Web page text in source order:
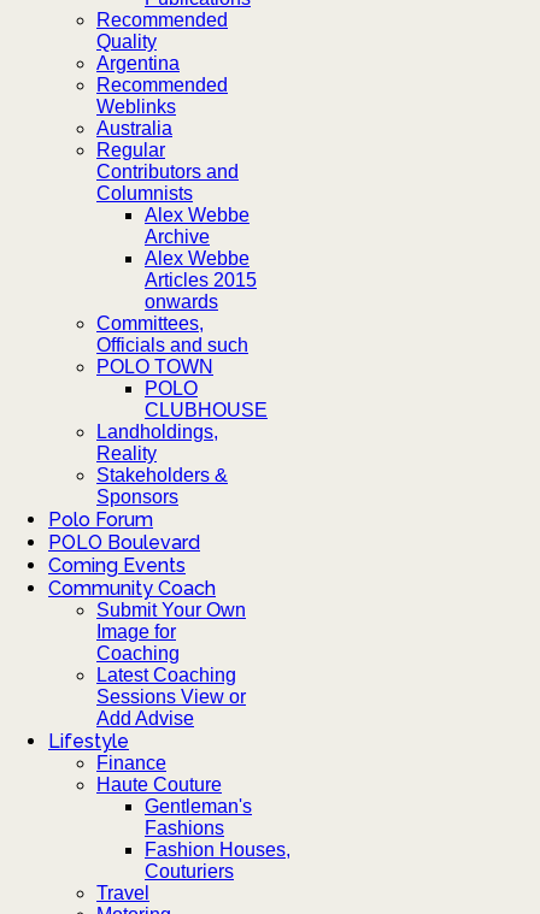
Recommended
Quality
Argentina
Recommended
Weblinks
Australia
Regular
Contributors and
Columnists
Alex Webbe
Archive
Alex Webbe
Articles 2015
onwards
Committees,
Officials and such
POLO TOWN
POLO
CLUBHOUSE
Landholdings,
Reality
Stakeholders &
Sponsors
Polo Forum
POLO Boulevard
Coming Events
Community Coach
Submit Your Own
Image for
Coaching
Latest Coaching
Sessions View or
Add Advise
Lifestyle
Finance
Haute Couture
Gentleman's
Fashions
Fashion Houses,
Couturiers
Travel